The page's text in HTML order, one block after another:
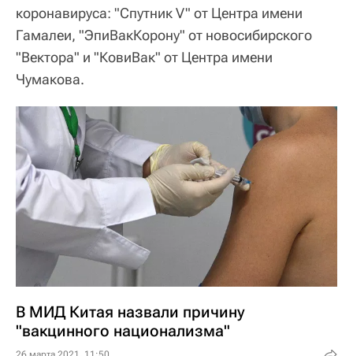
коронавируса: "Спутник V" от Центра имени
Гамалеи, "ЭпиВакКорону" от новосибирского
"Вектора" и "КовиВак" от Центра имени
Чумакова.
В МИД Китая назвали причину
"вакцинного национализма"